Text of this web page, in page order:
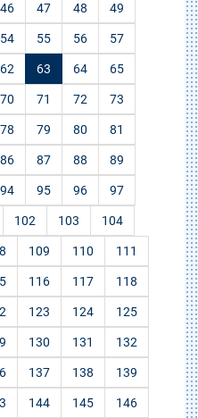
46 47 48 49
54 55 56 57
62 63 64 65
70 71 72 73
78 79 80 81
86 87 88 89
94 95 96 97
102 103 104
109 110 111
116 117 118
123 124 125
130 131 132
137 138 139
144 145 146